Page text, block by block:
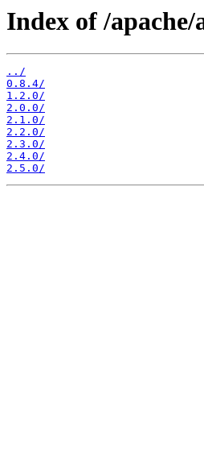
Index of /apache/
../
0.8.4/
1.2.0/
2.0.0/
2.1.0/
2.2.0/
2.3.0/
2.4.0/
2.5.0/